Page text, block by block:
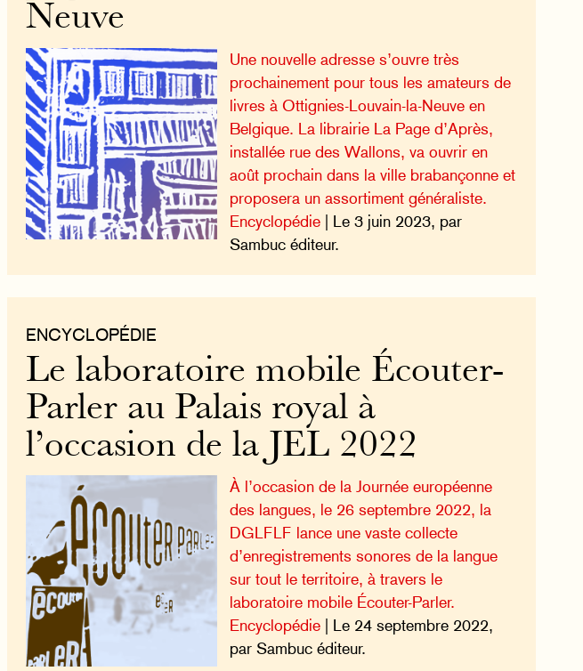
Neuve
Une nouvelle adresse s’ouvre très
prochainement pour tous les amateurs de
livres à Ottignies-Louvain-la-Neuve en
Belgique. La librairie La Page d’Après,
installée rue des Wallons, va ouvrir en
août prochain dans la ville brabançonne et
proposera un assortiment généraliste.
Encyclopédie| Le 3 juin 2023, par
Sambuc éditeur.
ENCYCLOPÉDIE
Le laboratoire mobile Écouter-
Parler au Palais royal à
l’occasion de la JEL 2022
À l’occasion de la Journée européenne
des langues, le 26 septembre 2022, la
DGLFLF lance une vaste collecte
d’enregistrements sonores de la langue
sur tout le territoire, à travers le
laboratoire mobile Écouter-Parler.
Encyclopédie| Le 24 septembre 2022,
par Sambuc éditeur.